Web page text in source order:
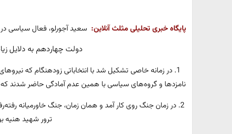
پایگاه خبری تحلیلی مثلث آنلاین: سعید آجورلو، فعال سیاسی
دولت چهاردهم به دلایل
1. در زمانه خاصی تشکیل شد با انتخاباتی زودهنگام که
نامزد‌ها و گروه‌های سیاسی با همین عدم آمادگی حاضر شدند
2. در زمان جنگ روی کار آمد و همان زمان، جنگ خاورمیانه
ترور شهید هنیه